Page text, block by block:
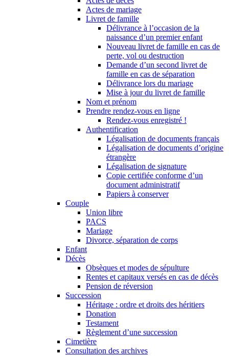
Actes de mariage
Livret de famille
Délivrance à l’occasion de la
naissance d’un premier enfant
Nouveau livret de famille en cas de
perte, vol ou destruction
Demande d’un second livret de
famille en cas de séparation
Délivrance lors du mariage
Mise à jour du livret de famille
Nom et prénom
Prendre rendez-vous en ligne
Rendez-vous enregistré !
Authentification
Légalisation de documents français
Légalisation de documents d’origine
étrangère
Légalisation de signature
Copie certifiée conforme d’un
document administratif
Papiers à conserver
Couple
Union libre
PACS
Mariage
Divorce, séparation de corps
Enfant
Décès
Obsèques et modes de sépulture
Rentes et capitaux versés en cas de décès
Pension de réversion
Succession
Héritage : ordre et droits des héritiers
Donation
Testament
Règlement d’une succession
Cimetière
Consultation des archives